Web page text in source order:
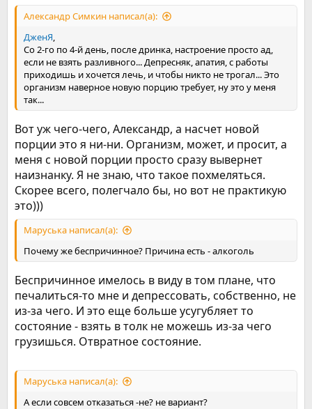
Александр Симкин написал(а):
ДженЯ,
Со 2-го по 4-й день, после дринка, настроение просто ад,
если не взять разливного... Депресняк, апатия, с работы
приходишь и хочется лечь, и чтобы никто не трогал... Это
организм наверное новую порцию требует, ну это у меня
так...
Вот уж чего-чего, Александр, а насчет новой
порции это я ни-ни. Организм, может, и просит, а
меня с новой порции просто сразу вывернет
наизнанку. Я не знаю, что такое похмеляться.
Скорее всего, полегчало бы, но вот не практикую
это)))
Маруська написал(а):
Почему же беспричинное? Причина есть - алкоголь
Беспричинное имелось в виду в том плане, что
печалиться-то мне и депрессовать, собственно, не
из-за чего. И это еще больше усугубляет то
состояние - взять в толк не можешь из-за чего
грузишься. Отвратное состояние.
Маруська написал(а):
А если совсем отказаться -не? не вариант?